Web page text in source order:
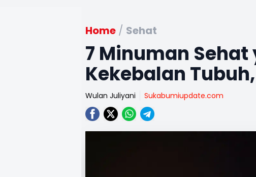
Home / Sehat
7 Minuman
Kekebalan
Wulan Juliyani Sukabumiupdate.com